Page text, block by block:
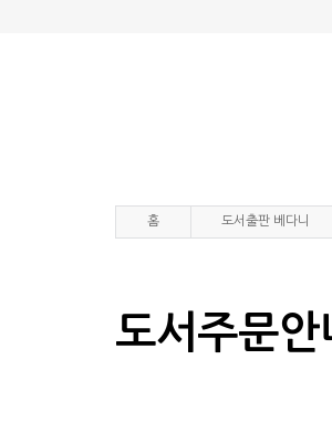
홈 도서출판 베다니
도서주문안